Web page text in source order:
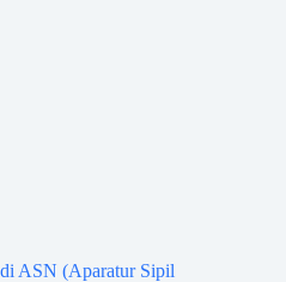
ASN (Aparatur Sipil